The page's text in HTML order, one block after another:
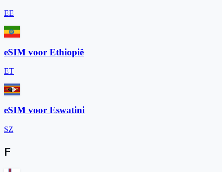
EE
eSIM voor Ethiopië
ET
eSIM voor Eswatini
SZ
F